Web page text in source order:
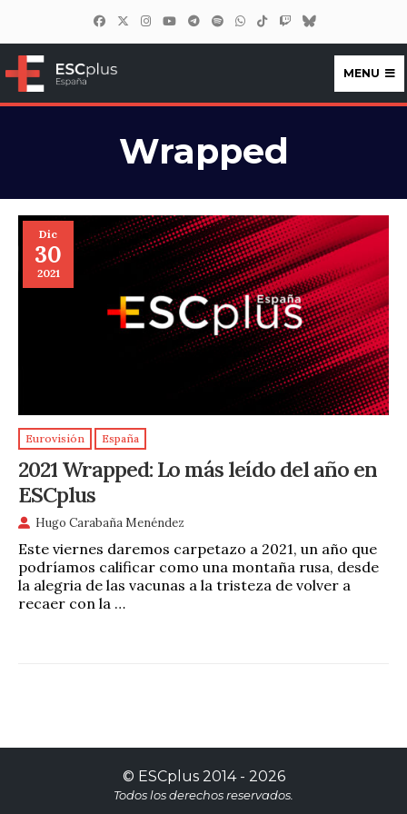
ESCplus España
MENU
Wrapped
Dic
30
2021
Eurovisión España
2021 Wrapped: Lo más leído del año en
ESCplus
Hugo Carabaña Menéndez
Este viernes daremos carpetazo a 2021, un año que
podríamos calificar como una montaña rusa, desde
la alegria de las vacunas a la tristeza de volver a
recaer con la …
© ESCplus2014 - 2026
Todos los derechos reservados.